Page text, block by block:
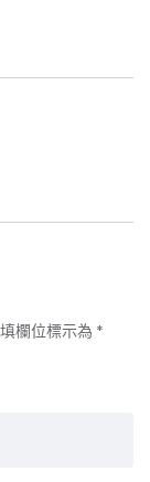
欄位標示為 *